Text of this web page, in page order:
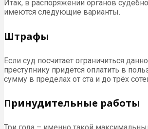
Итак, в распоряжении органов
имеются следующие варианты.
Штрафы
Если суд посчитает ограничиться
преступнику придётся оплатить в
сумму в пределах от ста и до трёх
Принудительные работы